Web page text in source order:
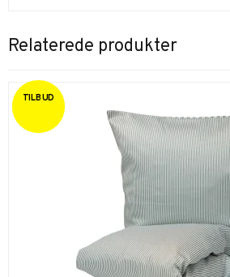
Relaterede produkter
TILBUD